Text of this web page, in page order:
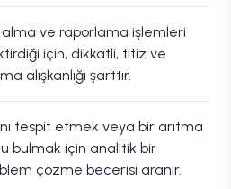
ve raporlama işlemleri
için, dikkatli, titiz ve
alışkanlığı şarttır.
tespit etmek veya bir arıtma
bulmak için analitik bir
çözme becerisi aranır.